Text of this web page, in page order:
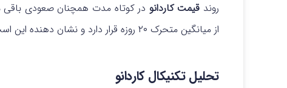
روند قیمت کاردانو
از میانگین متحرک ۲۰ روزه قرار دارد و نشان دهنده این است که خریداران نسبت به فروشندگان برتری دارند.
تحلیل تکنیکال کاردانو